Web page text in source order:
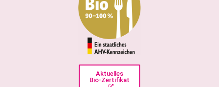
Aktuelles
Bio-Zertifikat